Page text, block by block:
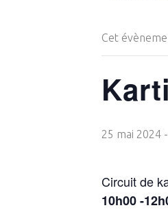
Cet
25 mai 2024
Circuit de
10h00 -